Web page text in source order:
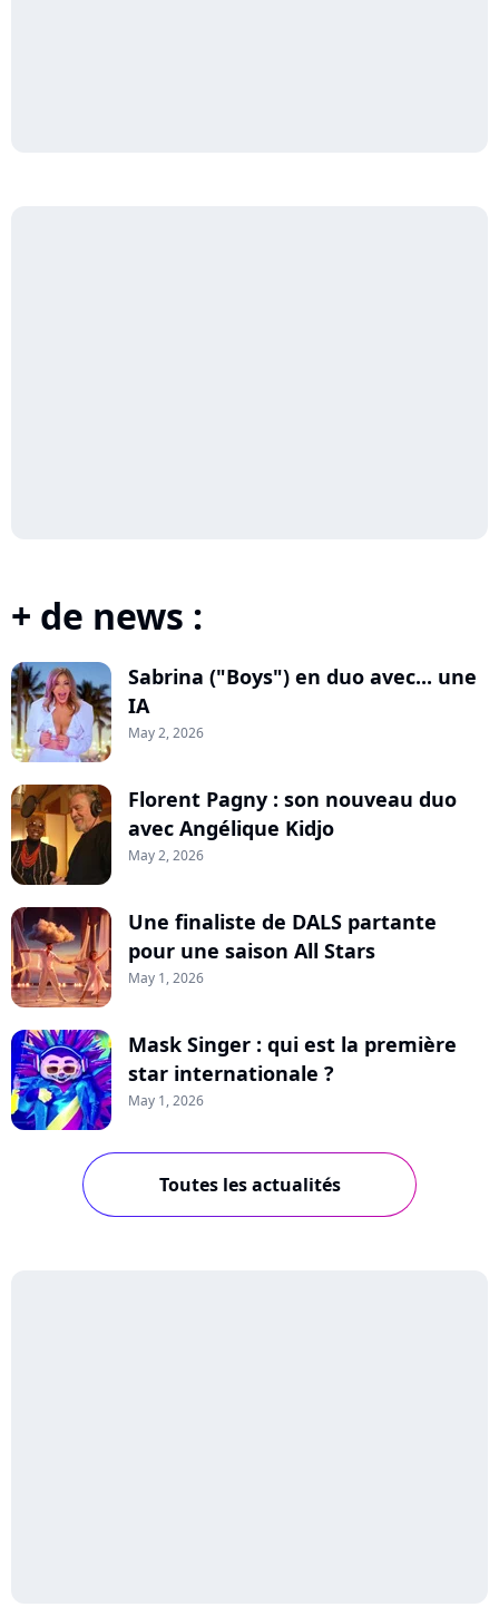
+ de news :
Sabrina ("Boys") en duo avec... une
IA
May 2, 2026
Florent Pagny : son nouveau duo
avec Angélique Kidjo
May 2, 2026
Une finaliste de DALS partante
pour une saison All Stars
May 1, 2026
Mask Singer : qui est la première
star internationale ?
May 1, 2026
Toutes les actualités